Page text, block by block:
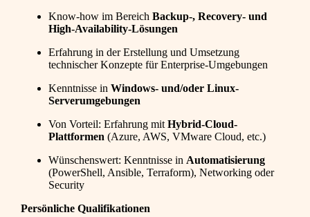
Know-how im Bereich Backup-, Recovery- und
High-Availability-Lösungen
Erfahrung in der Erstellung und Umsetzung
technischer Konzepte für Enterprise-Umgebungen
Kenntnisse in Windows- und/oder Linux-
Serverumgebungen
Von Vorteil: Erfahrung mit Hybrid-Cloud-
Plattformen (Azure, AWS, VMware Cloud, etc.)
Wünschenswert: Kenntnisse in Automatisierung
(PowerShell, Ansible, Terraform), Networking oder
Security
Persönliche Qualifikationen